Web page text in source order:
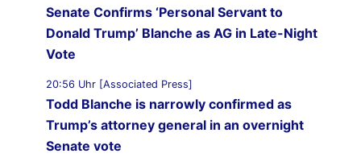
Senate Confirms ‘Personal Servant to
Donald Trump’ Blanche as AG in Late-Night
Vote
20:56 Uhr [Associated Press]
Todd Blanche is narrowly confirmed as
Trump’s attorney general in an overnight
Senate vote